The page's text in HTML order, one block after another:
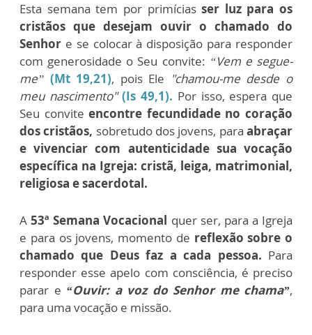
Esta semana tem por primíciasser luz para os
cristãos que desejam ouvir o chamado do
Senhor e se colocar à disposição para responder
com generosidade o Seu convite: “Vem e segue-
me” (Mt 19,21), pois Ele "chamou-me desde o
meu nascimento" (Is 49,1). Por isso, espera que
Seu convite encontre fecundidade no coração
dos cristãos, sobretudo dos jovens, paraabraçar
e vivenciar com autenticidade sua vocação
específica na Igreja: cristã, leiga, matrimonial,
religiosa e sacerdotal.
A53ª Semana Vocacional quer ser, para a Igreja
e para os jovens, momento de reflexão sobre o
chamado que Deus faz a cada pessoa. Para
responder esse apelo com consciência, é preciso
parar e “Ouvir: a voz do Senhor me chama”,
para uma vocação e missão.